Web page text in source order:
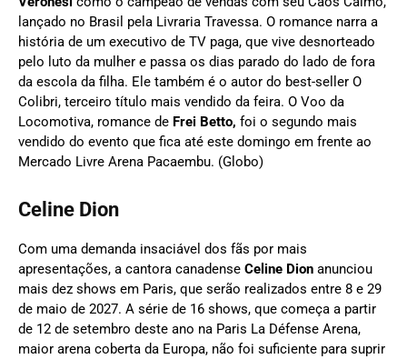
lançado no Brasil pela Livraria Travessa. O romance narra a
história de um executivo de TV paga, que vive desnorteado
pelo luto da mulher e passa os dias parado do lado de fora
da escola da filha. Ele também é o autor do best-seller O
Colibri, terceiro título mais vendido da feira. O Voo da
Locomotiva, romance de Frei Betto, foi o segundo mais
vendido do evento que fica até este domingo em frente ao
Mercado Livre Arena Pacaembu. (Globo)
Celine Dion
Com uma demanda insaciável dos fãs por mais
apresentações, a cantora canadense Celine Dion anunciou
mais dez shows em Paris, que serão realizados entre 8 e 29
de maio de 2027. A série de 16 shows, que começa a partir
de 12 de setembro deste ano na Paris La Défense Arena,
maior arena coberta da Europa, não foi suficiente para suprir